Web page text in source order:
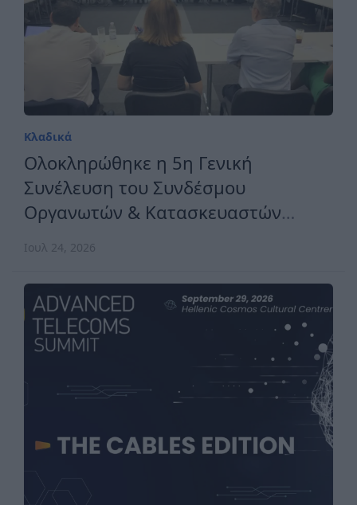
Κλαδικά
Ολοκληρώθηκε η 5η Γενική
Συνέλευση του Συνδέσμου
Οργανωτών & Κατασκευαστών
Ιουλ 24, 2026